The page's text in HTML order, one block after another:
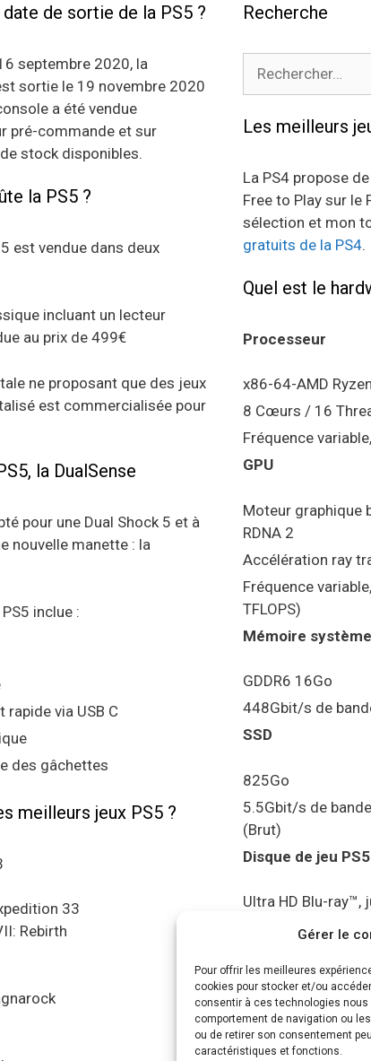
Gérer le
Pour offrir les meilleures
cookies pour stocker et/ou
consentir à ces technologies
comportement de navigation ou
ou de retirer son consentement
caractéristiques et fonctions.
de sortie de la PS5 ?
septembre 2020, la
sortie le 19 novembre 2020
a été vendue
pré-commande et sur
stock disponibles.
la PS5 ?
est vendue dans deux
incluant un lecteur
au prix de 499€
ne proposant que des jeux
est commercialisée pour
la DualSense
pour une Dual Shock 5 et à
nouvelle manette : la
inclue :
rapide via USB C
des gâchettes
meilleurs jeux PS5 ?
33
Rebirth
Recherche
Les meilleurs
La PS4 propose
Free to Play sur le
sélection et mon
gratuits de la PS4.
Quel est le
Processeur
x86-64-AMD
8 Cœurs / 16
Fréquence
GPU
Moteur graphique
RDNA 2
Accélération ray
Fréquence
TFLOPS)
Mémoire système
GDDR6 16Go
448Gbit/s de
SSD
825Go
5.5Gbit/s de
(Brut)
Disque de jeu PS5
Ultra HD Blu-ray™,
Sortie vidéo
Compatibilité
et 8K, VRR
Audio